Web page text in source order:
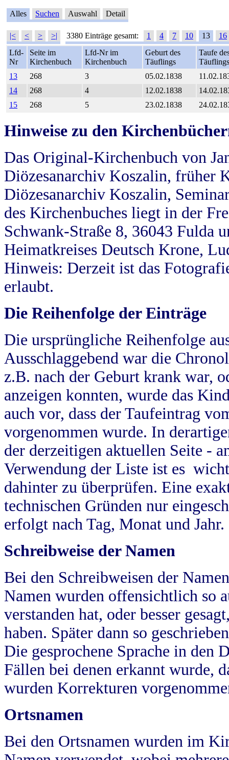
Alles Suchen Auswahl Detail
|< < > >| 3380 Einträge gesamt: 1 4 7 10 13
16
Lfd-
Nr
Seite im
Kirchenbuch
Lfd-Nr im
Kirchenbuch
Geburt des
Täuflings
Taufe
Täuflings
13
268 3 05.02.1838
14
268 4 12.02.1838
15
268 5 23.02.1838
Hinweise zu den
Das Original-Kirchenbuch von
Diözesanarchiv Koszalin, früher
Diözesanarchiv Koszalin,
des Kirchenbuches liegt in der
Schwank-Straße 8, 36043 Fulda
Heimatkreises Deutsch Krone,
Hinweis: Derzeit ist das
erlaubt.
Die Reihenfolge der Einträge
Die ursprüngliche Reihenfolge
Ausschlaggebend war die
z.B. nach der Geburt krank war,
anzeigen konnten, wurde das
auch vor, dass der Taufeintrag
vorgenommen wurde. In
der derzeitigen aktuellen Seite -
Verwendung der Liste ist es
dahinter zu überprüfen. Eine
technischen Gründen nur
erfolgt nach Tag, Monat und Jahr.
Schreibweise der Namen
Bei den Schreibweisen der
Namen wurden offensichtlich so
verstanden hat, oder besser
haben. Später dann so
Die gesprochene Sprache in
Fällen bei denen erkannt wurde,
wurden Korrekturen
Ortsnamen
Bei den Ortsnamen wurden im